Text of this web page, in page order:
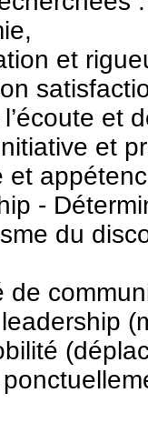
et
et
et
et
-
du
de